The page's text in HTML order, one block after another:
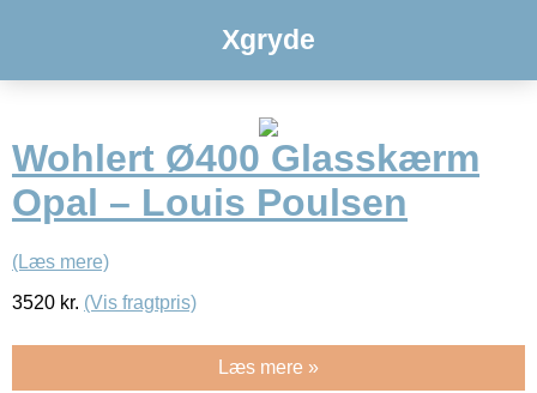
Xgryde
Wohlert Ø400 Glasskærm
Opal – Louis Poulsen
(Læs mere)
3520 kr. (Vis fragtpris)
Læs mere »